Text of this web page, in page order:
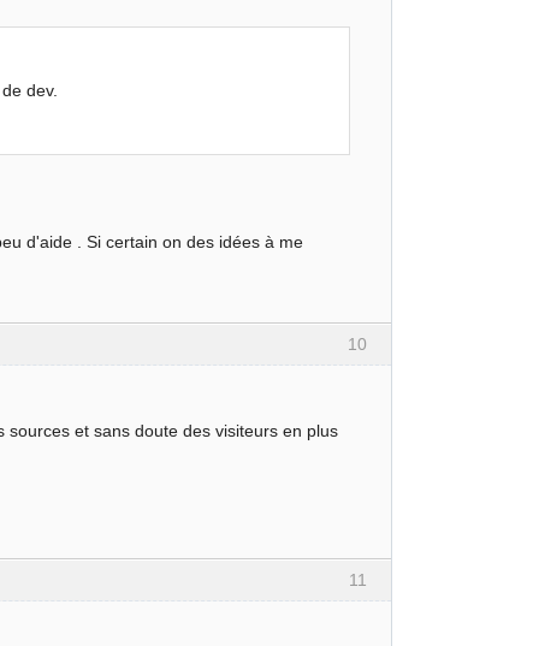
dev.
d'aide . Si certain on des idées à me
10
et sans doute des visiteurs en plus
11